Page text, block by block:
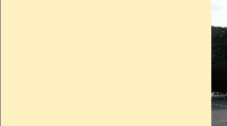
cher son refus de divorcer.
des honneurs et promotions
En revanche, bien accueilli
il s'était concilié l'amitié en